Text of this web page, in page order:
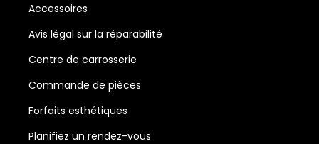
Accessoires
Avis légal sur la réparabilité
Centre de carrosserie
Commande de pièces
Forfaits esthétiques
Planifiez un rendez-vous